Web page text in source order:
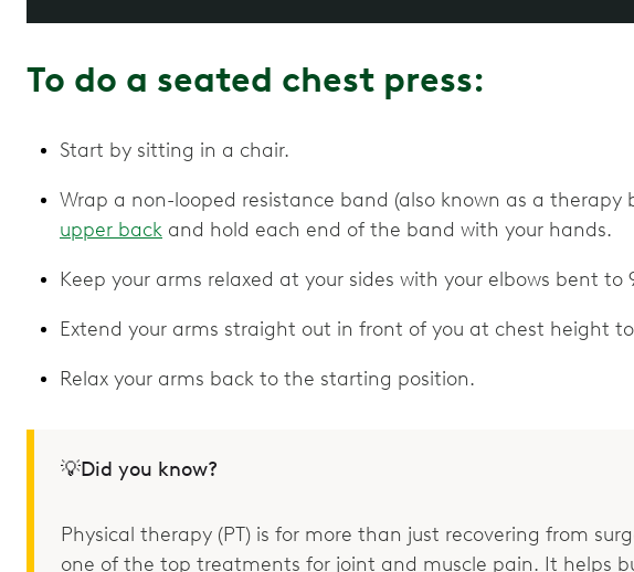
To do a seated chest press:
Start by sitting in a chair.
Wrap a non-looped resistance band (also known as a therapy
upper back and hold each end of the band with your hands.
Keep your arms relaxed at your sides with your elbows bent to
Extend your arms straight out in front of you at chest height
Relax your arms back to the starting position.
💡Did you know?
Physical therapy (PT) is for more than just recovering from
one of the top treatments for joint and muscle pain. It helps